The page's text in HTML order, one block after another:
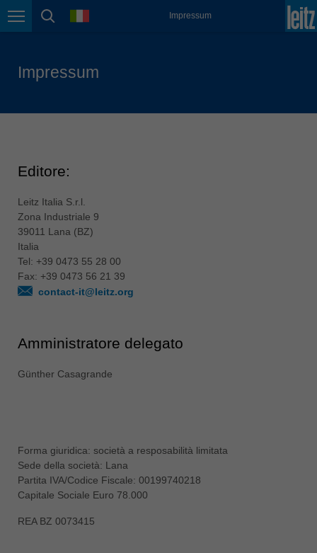
Navigazione della pagina
ricerca della pagina
lingua Impressum
Schweiz
deutsch
english
slovenski
Taiwan
english
Türkiye
Impressum
Editore:
Leitz Italia S.r.l.
Zona Industriale 9
39011 Lana (BZ)
Italia
Tel: +39 0473 55 28 00
Fax: +39 0473 56 21 39
contact-it@leitz.org
Amministratore delegato
Günther Casagrande
Forma giuridica: società a resposabilità limitata
Sede della società: Lana
Partita IVA/Codice Fiscale: 00199740218
Capitale Sociale Euro 78.000
REA BZ 0073415